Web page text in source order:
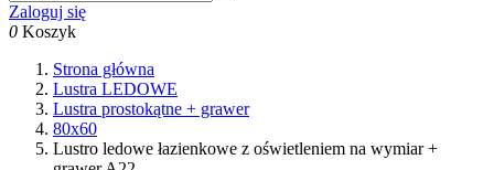
Zaloguj się
0 Koszyk
Strona główna
Lustra LEDOWE
Lustra prostokątne + grawer
80x60
Lustro ledowe łazienkowe z oświetleniem na wymiar +